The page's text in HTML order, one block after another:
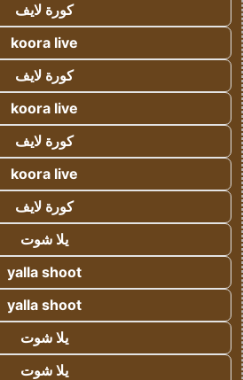
كورة لايف
koora live
كورة لايف
koora live
كورة لايف
koora live
كورة لايف
يلا شوت
yalla shoot
yalla shoot
يلا شوت
يلا شوت